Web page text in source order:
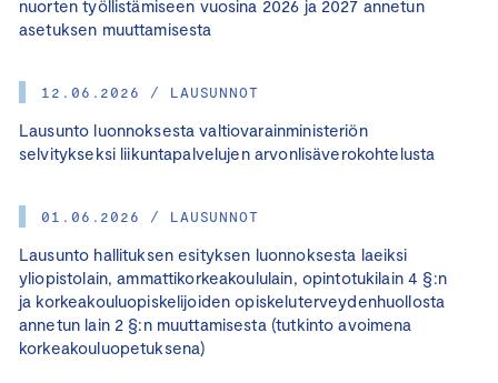
nuorten työllistämiseen vuosina 2026 ja 2027 annetun
asetuksen muuttamisesta
12.06.2026 / LAUSUNNOT
Lausunto luonnoksesta valtiovarainministeriön
selvitykseksi liikuntapalvelujen arvonlisäverokohtelusta
01.06.2026 / LAUSUNNOT
Lausunto hallituksen esityksen luonnoksesta laeiksi
yliopistolain, ammattikorkeakoululain, opintotukilain 4 §:n
ja korkeakouluopiskelijoiden opiskeluterveydenhuollosta
annetun lain 2 §:n muuttamisesta (tutkinto avoimena
korkeakouluopetuksena)